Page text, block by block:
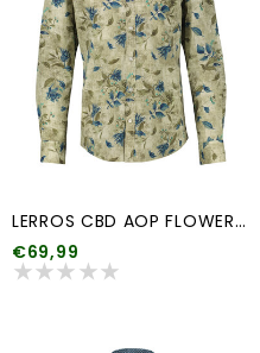
LERROS CBD AOP FLOWERS STR.
€69,99